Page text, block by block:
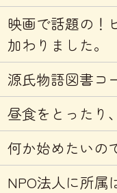
映画で話題の！
加わりました。
源氏物語図書コ
昼食をとったり
何か始めたいの
NPO法人に所属